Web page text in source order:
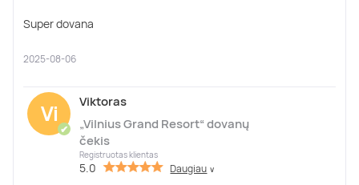
Super dovana
2025-08-06
Vi
✔
Viktoras
„Vilnius Grand Resort“ dovanų
čekis
Registruotas klientas
5.0 Daugiau ∨